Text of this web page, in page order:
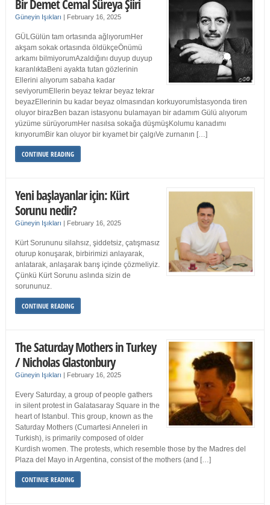
Bir Demet Cemal Süreya Şiiri
Güneyin Işıkları | February 16, 2025
GÜLGülün tam ortasında ağlıyorumHer
akşam sokak ortasında öldükçeÖnümü
arkamı bilmiyorumAzaldığını duyup duyup
karanlıktaBeni ayakta tutan gözlerinin
Ellerini alıyorum sabaha kadar
seviyorumEllerin beyaz tekrar beyaz tekrar
beyazEllerinin bu kadar beyaz olmasından korkuyorumİstasyonda tiren
oluyor birazBen bazan istasyonu bulamayan bir adamım Gülü alıyorum
yüzüme sürüyorumHer nasılsa sokağa düşmüşKolumu kanadımı
kırıyorumBir kan oluyor bir kıyamet bir çalgıVe zurnanın […]
CONTINUE READING
Yeni başlayanlar için: Kürt
Sorunu nedir?
Güneyin Işıkları | February 16, 2025
Kürt Sorununu silahsız, şiddetsiz, çatışmasız
oturup konuşarak, birbirimizi anlayarak,
anlatarak, anlaşarak barış içinde çözmeliyiz.
Çünkü Kürt Sorunu aslında sizin de
sorununuz.
CONTINUE READING
The Saturday Mothers in Turkey
/ Nicholas Glastonbury
Güneyin Işıkları | February 16, 2025
Every Saturday, a group of people gathers
in silent protest in Galatasaray Square in the
heart of Istanbul. This group, known as the
Saturday Mothers (Cumartesi Anneleri in
Turkish), is primarily composed of older
Kurdish women. The protests, which resemble those by the Madres del
Plaza del Mayo in Argentina, consist of the mothers (and […]
CONTINUE READING